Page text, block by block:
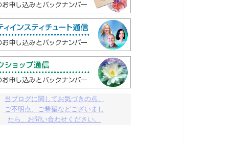
当ブログに関してお気づきの点、
ご不明点、ご希望などございまし
たら、お問い合わせください。